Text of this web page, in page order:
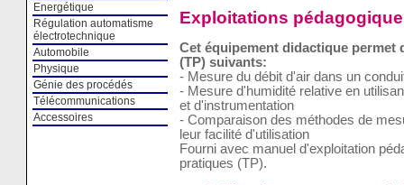
Energétique
Régulation automatisme
électrotechnique
Automobile
Physique
Génie des procédés
Télécommunications
Accessoires
Exploitations
Cet équipement didactique permet
(TP) suivants:
- Mesure du débit d'air dans un
- Mesure d'humidité relative en
et d'instrumentation
- Comparaison des méthodes de
leur facilité d'utilisation
Fourni avec manuel d'exploitation
pratiques (TP).